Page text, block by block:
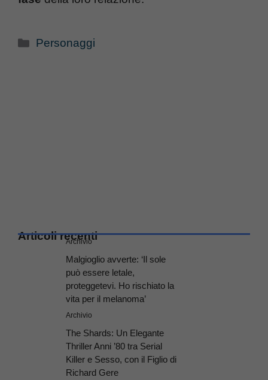
Categorie
Personaggi
Articoli recenti
Archivio
Malgioglio avverte: ‘Il sole
può essere letale,
proteggetevi. Ho rischiato la
vita per il melanoma’
Archivio
The Shards: Un Elegante
Thriller Anni ’80 tra Serial
Killer e Sesso, con il Figlio di
Richard Gere